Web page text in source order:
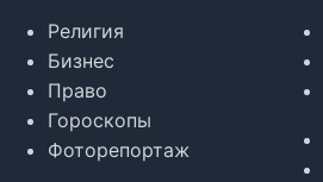
Религия
Бизнес
Право
Гороскопы
Фоторепортаж